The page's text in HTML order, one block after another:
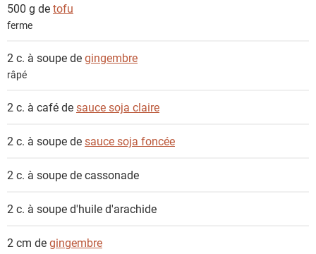
i
e
n
t
500 g detofu
ferme
2 c. à soupe degingembre
râpé
2 c. à café desauce soja claire
2 c. à soupe desauce soja foncée
2 c. à soupe decassonade
2 c. à souped'huile d'arachide
2 cm degingembre